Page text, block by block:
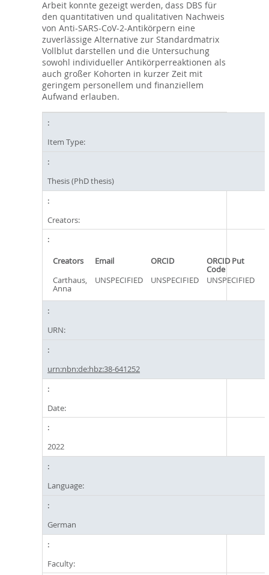
Arbeit konnte gezeigt werden, dass DBS für
den quantitativen und qualitativen Nachweis
von Anti-SARS-CoV-2-Antikörpern eine
zuverlässige Alternative zur Standardmatrix
Vollblut darstellen und die Untersuchung
sowohl individueller Antikörperreaktionen als
auch großer Kohorten in kurzer Zeit mit
geringem personellem und finanziellem
Aufwand erlauben.
Item Type:
Thesis (PhD thesis)
Creators:
Creators Email ORCID ORCID Put
Code
Carthaus,
Anna
UNSPECIFIED UNSPECIFIED UNSPECIFIED
URN:
urn:nbn:de:hbz:38-641252
Date:
2022
Language:
German
Faculty: